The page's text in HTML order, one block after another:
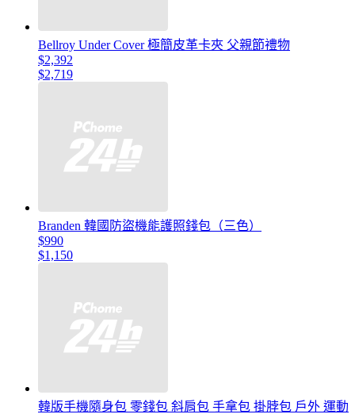
Bellroy Under Cover 極簡皮革卡夾 父親節禮物
$2,392
$2,719
Branden 韓國防盜機能護照錢包（三色）
$990
$1,150
韓版手機隨身包 零錢包 斜肩包 手拿包 掛脖包 戶外 運動